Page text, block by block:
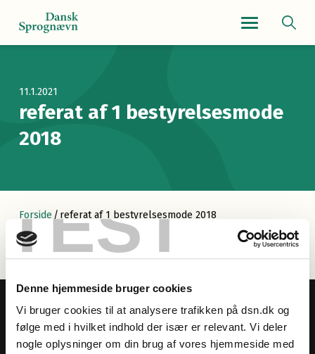
TEST
Denne hjemmeside bruger cookies
Vi bruger cookies til at analysere trafikken på dsn.dk og
følge med i hvilket indhold der især er relevant. Vi deler
nogle oplysninger om din brug af vores hjemmeside med
Navigationsmenu
11.1.2021
referat af 1 bestyrelsesmode
2018
Forside / referat af 1 bestyrelsesmode 2018